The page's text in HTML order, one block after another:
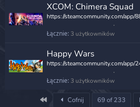
XCOM: Chimera Squad
https://steamcommunity.com/app/
Łącznie 3 użytkowników
Happy Wars
https://steamcommunity.com/app/
Łącznie 3 użytkowników
First Cofnij 69 of 233